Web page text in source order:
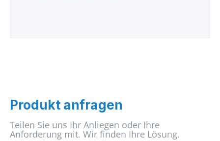
Produkt anfragen
Teilen Sie uns Ihr Anliegen oder Ihre
Anforderung mit. Wir finden Ihre Lösung.